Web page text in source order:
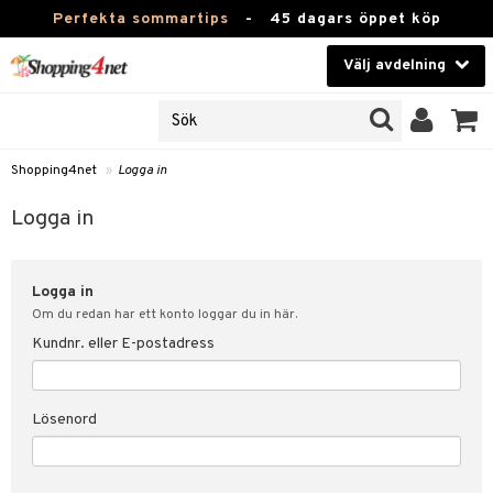
Perfekta sommartips - 45 dagars öppet köp
Välj avdelning
Kontaktlinser
Hälsokost
Fitness
Hem & Inredning
Leksaker, Barn & Baby
Varumärken
Shopping4net » Logga in
Logga in
Logga in
Om du redan har ett konto loggar du in här.
Kundnr. eller E-postadress
Lösenord
svar